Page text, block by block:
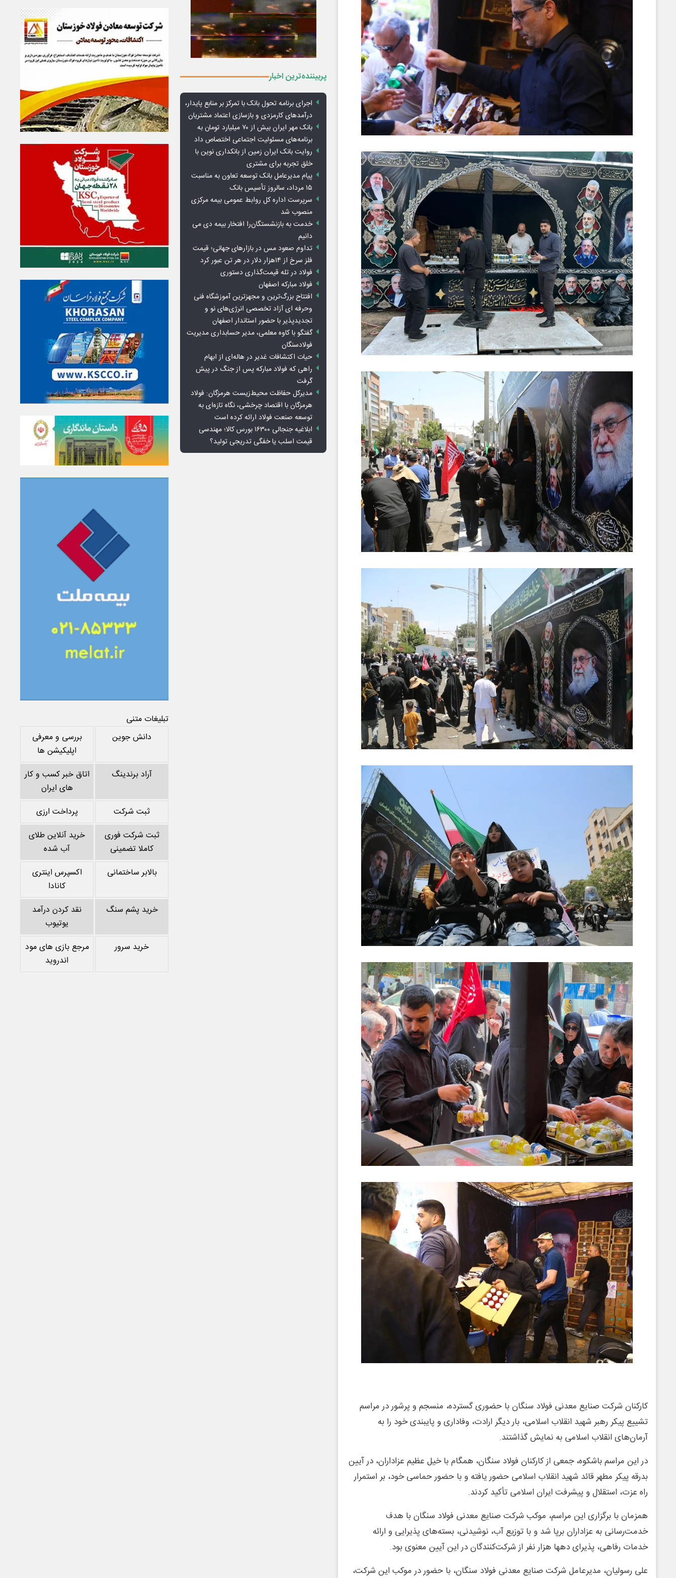
کارکنان شرکت صنایع معدنی فولاد سنگان با حضوری گسترده، منسجم و پرشور در مراسم
تشییع پیکر رهبر شهید انقلاب اسلامی، بار دیگر ارادت، وفاداری و پایبندی خود را به
آرمان‌های انقلاب اسلامی به نمایش گذاشتند.
در این مراسم باشکوه، جمعی از کارکنان فولاد سنگان، همگام با خیل عظیم عزاداران، در آیین
بدرقه پیکر مطهر قائد شهید انقلاب اسلامی حضور یافته و با حضور حماسی خود، بر استمرار
راه عزت، استقلال و پیشرفت ایران اسلامی تأکید کردند.
همزمان با برگزاری این مراسم، موکب شرکت صنایع معدنی فولاد سنگان با هدف
خدمت‌رسانی به عزاداران برپا شد و با توزیع آب، نوشیدنی، بسته‌های پذیرایی و ارائه
خدمات رفاهی، پذیرای دهها هزار نفر از شرکت‌کنندگان در این آیین معنوی بود.
علی رسولیان، مدیرعامل شرکت صنایع معدنی فولاد سنگان، با حضور در موکب این شرکت،
پربیننده‌ترین اخبار
اجرای برنامه تحول بانک با تمرکز بر منابع پایدار،
درآمدهای کارمزدی و بازسازی اعتماد مشتریان
بانک مهر ایران بیش از ۷۰ میلیارد تومان به
برنامه‌های مسئولیت اجتماعی اختصاص داد
روایت بانک ایران زمین از بانکداری نوین با
خلق تجربه برای مشتری
پیام مدیرعامل بانک توسعه تعاون به مناسبت
۱۵ مرداد، سالروز تأسیس بانک
سرپرست اداره کل روابط عمومی بیمه مرکزی
منصوب شد
خدمت به بازنشستگان‌را افتخار بیمه دی می
دانیم
تداوم صعود مس در بازارهای جهانی؛ قیمت
فلز سرخ از ۱۴هزار دلار در هر تن عبور کرد
فولاد در تله قیمت‌گذاری دستوری
فولاد مبارکه اصفهان
افتتاح بزرگ‌ترین و مجهزترین آموزشگاه فنی
وحرفه ای آزاد تخصصی انرژی‌های نو و
تجدیدپذیر با حضور استاندار اصفهان
گفتگو با کاوه معلمی، مدیر حسابداری مدیریت
فولادسنگان
حیات اکتشافات غدیر در هاله‌ای از ابهام
راهی که فولاد مبارکه پس از جنگ در پیش
گرفت
مدیرکل حفاظت محیط‌زیست هرمزگان: فولاد
هرمزگان با اقتصاد چرخشی، نگاه تازه‌ای به
توسعه صنعت فولاد ارائه کرده است
ابلاغیه جنجالی ۱۶۳۰۰ بورس کالا؛ مهندسی
قیمت اسلب یا خفگی تدریجی تولید؟
تبلیغات متنی
دانش جوین
بررسی و معرفی
اپلیکیشن ها
آراد برندینگ
اتاق خبر کسب و کار
های ایران
ثبت شرکت
پرداخت ارزی
ثبت شرکت فوری
کاملا تضمینی
خرید آنلاین طلای
آب شده
بالابر ساختمانی
اکسپرس اینتری
کانادا
خرید پشم سنگ
نقد کردن درآمد
یوتیوب
خرید سرور
مرجع بازی های مود
اندروید